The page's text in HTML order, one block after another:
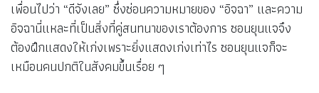
เพื่อนไปว่า “ดีจังเลย” ซึ่งซ่อนความหมายของ “อิจฉา” และความ
อิจฉานี่แหละที่เป็นสิ่งที่คู่สนทนาของเราต้องการ ซอนยุนแจจึง
ต้องฝึกแสดงให้เก่งเพราะยิ่งแสดงเก่งเท่าไร ซอนยุนแจก็จะ
เหมือนคนปกติในสังคมขึ้นเรื่อย ๆ